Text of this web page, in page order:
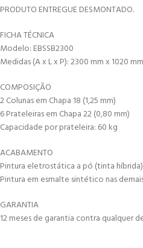
PRODUTO ENTREGUE DESMONTADO.
FICHA TÉCNICA
Modelo: EBSSB2300
Medidas (A x L x P): 2300 mm x 1020
COMPOSIÇÃO
2 Colunas em Chapa 18 (1,25 mm)
6 Prateleiras em Chapa 22 (0,80 mm)
Capacidade por prateleira: 60 kg
ACABAMENTO
Pintura eletrostática a pó (tinta
Pintura em esmalte sintético nas
GARANTIA
12 meses de garantia contra qualquer